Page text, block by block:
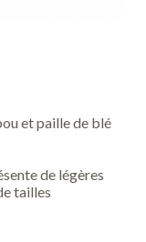
et paille de blé
de légères
tailles